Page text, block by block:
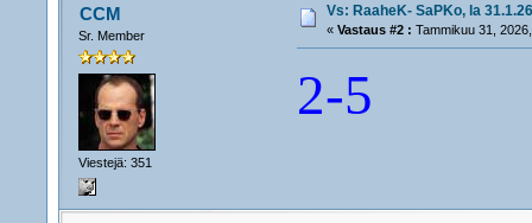
CCM
Sr. Member
Viestejä: 351
Vs: RaaheK- SaPKo, la
«Vastaus #2 : Tammikuu 31,
2-5